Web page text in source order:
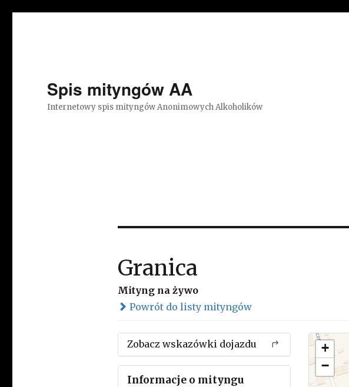
Spis mityngów AA
Internetowy spis mityngów Anonimowych Alkoholików
Granica
Mityng na żywo
Powrót do listy mityngów
Zobacz wskazówki dojazdu
Informacje o mityngu
+
−